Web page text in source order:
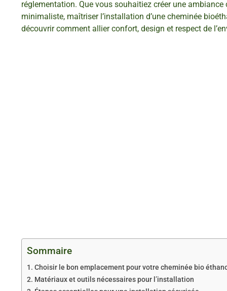
réglementation. Que vous souhaitiez créer une
minimaliste, maîtriser l’installation d’une cheminée
découvrir comment allier confort, design et respect de
Sommaire
Choisir le bon emplacement pour votre cheminée bio
Matériaux et outils nécessaires pour l’installation